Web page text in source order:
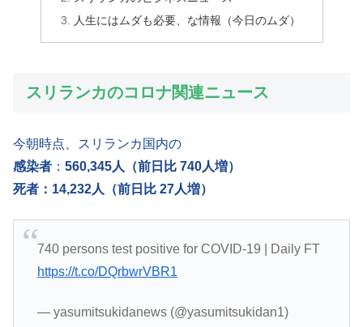
人生にはムダも必要、な情報（今日のムダ）
スリランカのコロナ関連ニュース
今朝時点、スリランカ国内の
感染者 ： 560,345人（前日比 740人増）
死者：14,232人（前日比 27人増）
740 persons test positive for COVID-19 | Daily FT
https://t.co/DQrbwrVBR1
— yasumitsukidanews (@yasumitsukidan1)